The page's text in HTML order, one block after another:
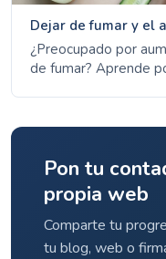
Dejar de fumar y el
¿Preocupado por
de fumar? Aprende
Pon tu
propia web
Comparte tu
tu blog, web o